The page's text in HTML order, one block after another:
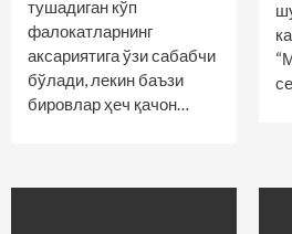
тушадиган кўп
фалокатларнинг
аксариятига ўзи сабабчи
бўлади, лекин баъзи
бировлар ҳеч қачон…